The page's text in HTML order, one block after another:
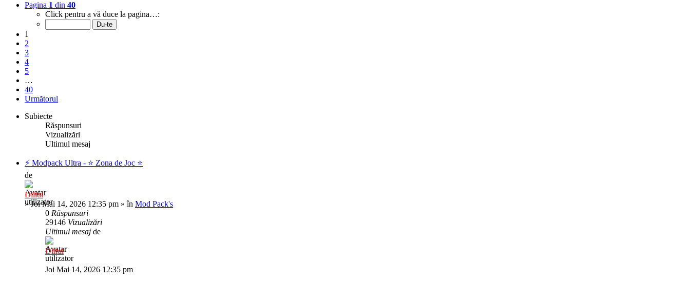
Pagina 1 din 40
Click pentru a vă duce la pagina…:
1
2
3
4
5
…
40
Următorul
Subiecte
Răspunsuri
Vizualizări
Ultimul mesaj
⚡️ Modpack Ultra - ⭐️ Zona de Joc ⭐️
de
Diliul
»Joi Mai 14, 2026 12:35 pm » în Mod Pack's
0 Răspunsuri
29146 Vizualizări
Ultimul mesaj de
Diliul
Joi Mai 14, 2026 12:35 pm